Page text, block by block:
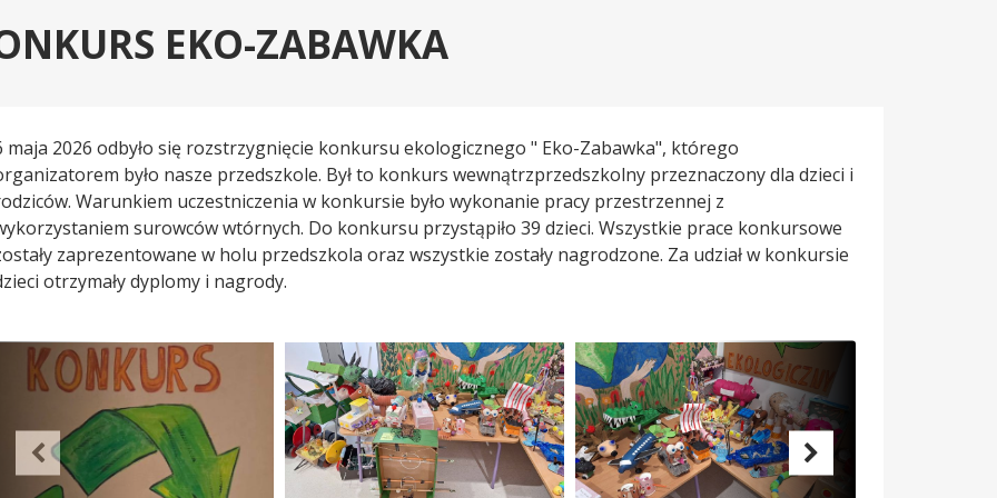
EKO-ZABAWKA
maja 2026 odbyło się rozstrzygnięcie konkursu ekologicznego " Eko-Zabawka", którego
było nasze przedszkole. Był to konkurs wewnątrzprzedszkolny przeznaczony dla dzieci i
Warunkiem uczestniczenia w konkursie było wykonanie pracy przestrzennej z
surowców wtórnych. Do konkursu przystąpiło 39 dzieci. Wszystkie prace konkursowe
zaprezentowane w holu przedszkola oraz wszystkie zostały nagrodzone. Za udział w konkursie
otrzymały dyplomy i nagrody.